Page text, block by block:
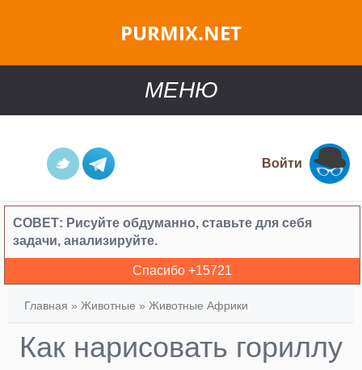
PURMIX.NET
МЕНЮ
Войти
СОВЕТ: Рисуйте обдуманно, ставьте для себя
задачи, анализируйте.
Спасибо +15721
Главная » Животные » Животные Африки
Как нарисовать гориллу